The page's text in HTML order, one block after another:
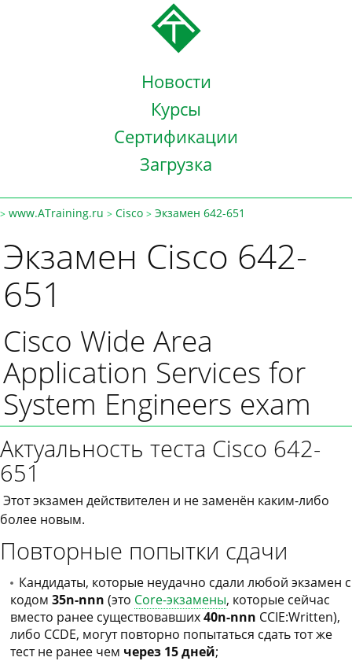
Новости
Курсы
Сертификации
Загрузка
> www.ATraining.ru > Cisco > Экзамен 642-651
Экзамен Cisco 642-
651
Cisco Wide Area
Application Services for
System Engineers exam
Актуальность теста Cisco 642-
651
Этот экзамен действителен и не заменён каким-либо
более новым.
Повторные попытки сдачи
Кандидаты, которые неудачно сдали любой экзамен с
кодом 35n-nnn (это Core-экзамены, которые сейчас
вместо ранее существовавших40n-nnn CCIE:Written),
либо CCDE, могут повторно попытаться сдать тот же
тест не ранее чем через 15 дней;